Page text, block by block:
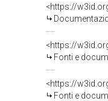
<https://
Fonti e
<https://
Fonti e